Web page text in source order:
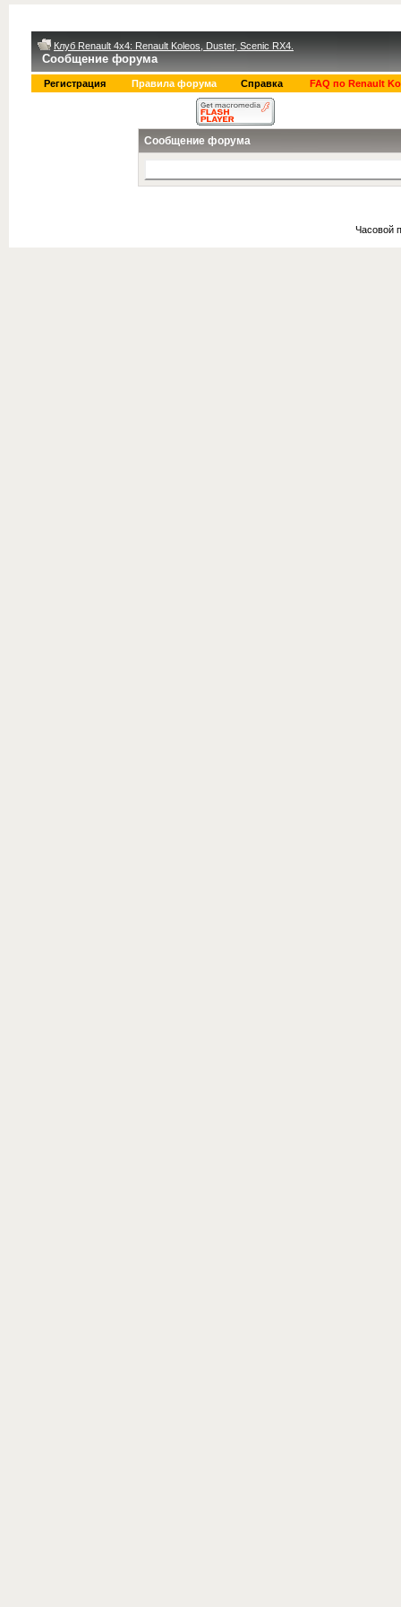
Клуб Renault 4x4: Renault Koleos, Duster, Scenic RX4.
Сообщение форума
Регистрация Правила форума Справка FAQ по Renault
Сообщение форума
Часовой